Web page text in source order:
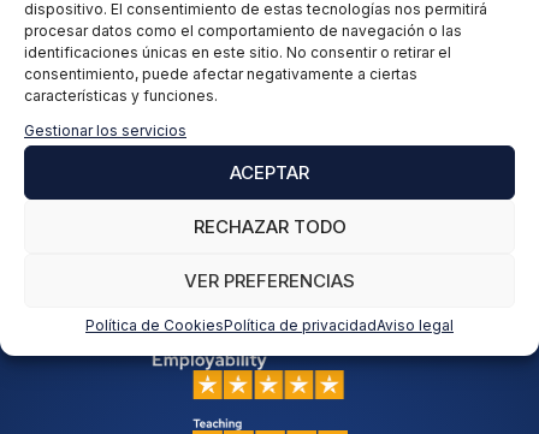
dispositivo. El consentimiento de estas tecnologías nos permitirá
procesar datos como el comportamiento de navegación o las
identificaciones únicas en este sitio. No consentir o retirar el
consentimiento, puede afectar negativamente a ciertas
características y funciones.
Gestionar los servicios
ACEPTAR
RECHAZAR TODO
VER PREFERENCIAS
Política de CookiesPolítica de privacidadAviso legal
Reconocimientos